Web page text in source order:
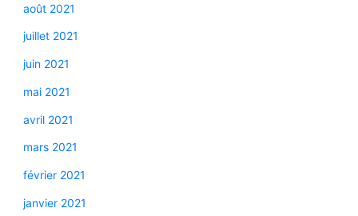
août 2021
juillet 2021
juin 2021
mai 2021
avril 2021
mars 2021
février 2021
janvier 2021